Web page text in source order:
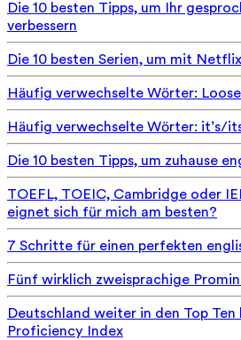
Die 10 besten Tipps, um Ihr
verbessern
Die 10 besten Serien, um mit
Häufig verwechselte Wörter:
Häufig verwechselte Wörter: it’s/
Die 10 besten Tipps, um zuhause
TOEFL, TOEIC, Cambridge oder
eignet sich für mich am besten?
7 Schritte für einen perfekten
Fünf wirklich zweisprachige
Deutschland weiter in den Top Ten
Proficiency Index